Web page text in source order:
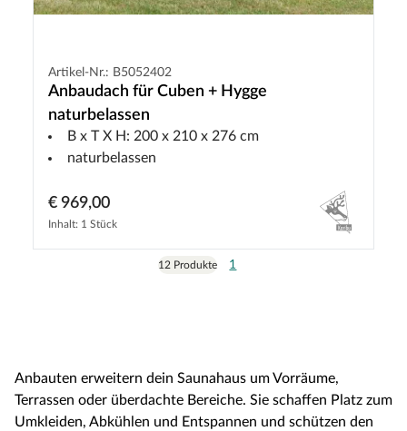
Artikel-Nr.: B5052402
Anbaudach für Cuben + Hygge
naturbelassen
B x T X H: 200 x 210 x 276 cm
naturbelassen
€ 969,00
Inhalt: 1 Stück
12 Produkte 1
Anbauten erweitern dein Saunahaus um Vorräume,
Terrassen oder überdachte Bereiche. Sie schaffen Platz zum
Umkleiden, Abkühlen und Entspannen und schützen den